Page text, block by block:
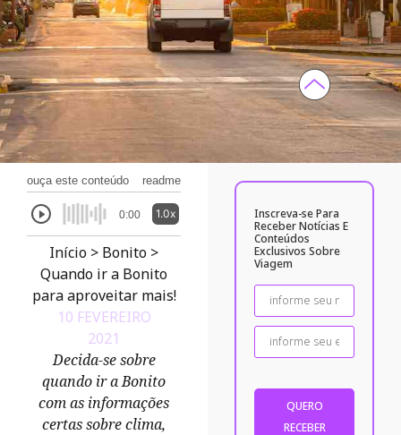
ouça este conteúdo readme
0:00 1.0x
Início > Bonito >
Quando ir a Bonito
para aproveitar mais!
10 FEVEREIRO
2021
Decida-se sobre
quando ir a Bonito
com as informações
certas sobre clima,
Inscreva-se Para
Receber Notícias E
Conteúdos
Exclusivos Sobre
Viagem